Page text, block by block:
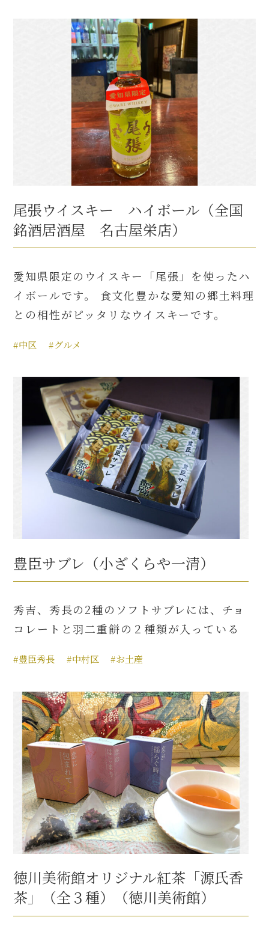
尾張ウイスキー ハイボール（全国
銘酒居酒屋 名古屋栄店）
愛知県限定のウイスキー「尾張」を使ったハ
イボールです。 食文化豊かな愛知の郷土料理
との相性がピッタリなウイスキーです。
#中区 #グルメ
豊臣サブレ（小ざくらや一清）
秀吉、秀長の2種のソフトサブレには、チョ
コレートと羽二重餅の２種類が入っている
#豊臣秀長 #中村区 #お土産
徳川美術館オリジナル紅茶「源氏香
茶」（全３種）（徳川美術館）